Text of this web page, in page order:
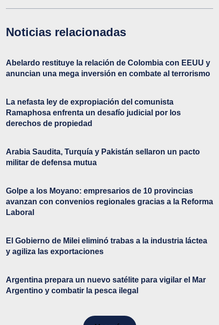
Noticias relacionadas
Abelardo restituye la relación de Colombia con EEUU y
anuncian una mega inversión en combate al terrorismo
La nefasta ley de expropiación del comunista
Ramaphosa enfrenta un desafío judicial por los
derechos de propiedad
Arabia Saudita, Turquía y Pakistán sellaron un pacto
militar de defensa mutua
Golpe a los Moyano: empresarios de 10 provincias
avanzan con convenios regionales gracias a la Reforma
Laboral
El Gobierno de Milei eliminó trabas a la industria láctea
y agiliza las exportaciones
Argentina prepara un nuevo satélite para vigilar el Mar
Argentino y combatir la pesca ilegal